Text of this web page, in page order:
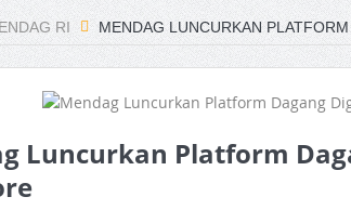
RI MENDAG LUNCURKAN
Luncurkan Platform